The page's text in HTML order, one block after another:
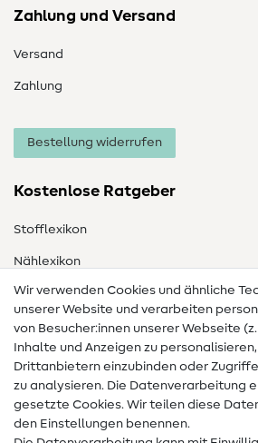
Zahlung und Versand
Versand
Zahlung
Bestellung widerrufen
Kostenlose Ratgeber
Stofflexikon
Nählexikon
Nähanleitungen
Hilfe & Kontakt
Kontakt
Infos zum Betreiberwechsel
Wir verwenden Cookies und ähnliche
unserer Website und verarbeiten
von Besucher:innen unserer Webseite
Inhalte und Anzeigen zu
Drittanbietern einzubinden oder
zu analysieren. Die Datenverarbeitung
gesetzte Cookies. Wir teilen diese
den Einstellungen benennen.